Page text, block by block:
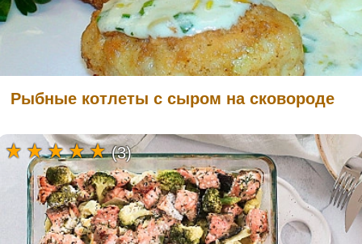
Рыбные котлеты с сыром на сковороде
(3)